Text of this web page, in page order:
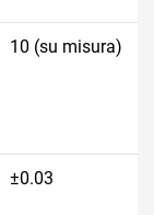
10 (su misura)
±0.03